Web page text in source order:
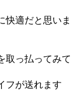
快適だと思いま
取っ払ってみて
フが送れます